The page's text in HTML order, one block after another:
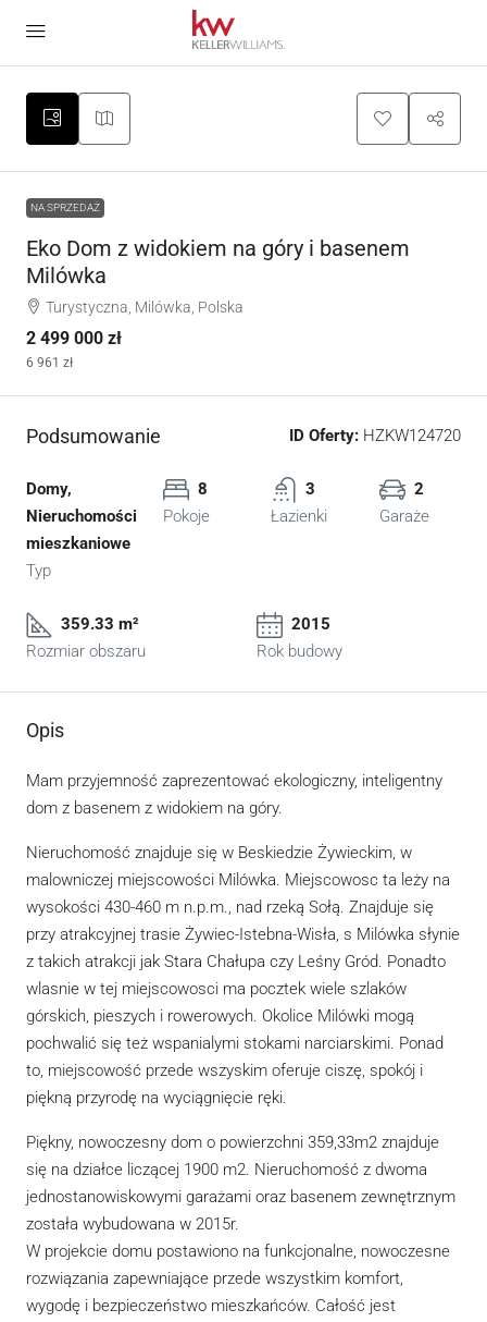
NA SPRZEDAŻ
Eko Dom z widokiem na góry i basenem
Milówka
Turystyczna, Milówka, Polska
2 499 000 zł
6 961 zł
Podsumowanie ID Oferty: HZKW124720
Domy,
Nieruchomości
mieszkaniowe
Typ
8
Pokoje
3
Łazienki
2
Garaże
359.33 m²
Rozmiar obszaru
2015
Rok budowy
Opis
Mam przyjemność zaprezentować ekologiczny, inteligentny
dom z basenem z widokiem na góry.
Nieruchomość znajduje się w Beskiedzie Żywieckim, w
malowniczej miejscowości Milówka. Miejscowosc ta leży na
wysokości 430-460 m n.p.m., nad rzeką Sołą. Znajduje się
przy atrakcyjnej trasie Żywiec-Istebna-Wisła, s Milówka słynie
z takich atrakcji jak Stara Chałupa czy Leśny Gród. Ponadto
wlasnie w tej miejscowosci ma pocztek wiele szlaków
górskich, pieszych i rowerowych. Okolice Milówki mogą
pochwalić się też wspanialymi stokami narciarskimi. Ponad
to, miejscowość przede wszyskim oferuje ciszę, spokój i
piękną przyrodę na wyciągnięcie ręki.
Piękny, nowoczesny dom o powierzchni 359,33m2 znajduje
się na działce liczącej 1900 m2. Nieruchomość z dwoma
jednostanowiskowymi garażami oraz basenem zewnętrznym
została wybudowana w 2015r.
W projekcie domu postawiono na funkcjonalne, nowoczesne
rozwiązania zapewniające przede wszystkim komfort,
wygodę i bezpieczeństwo mieszkańców. Całość jest